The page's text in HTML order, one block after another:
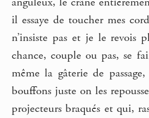
il essaye de toucher mes
n’insiste pas et je le
chance, couple ou pas, se
même la gâterie de
bouffons juste on les
projecteurs braqués et qui,